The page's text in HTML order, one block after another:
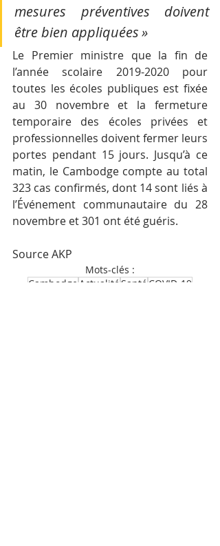
mesures préventives doivent
être bien appliquées »
Le Premier ministre que la fin de
l’année scolaire 2019-2020 pour
toutes les écoles publiques est fixée
au 30 novembre et la fermeture
temporaire des écoles privées et
professionnelles doivent fermer leurs
portes pendant 15 jours. Jusqu’à ce
matin, le Cambodge compte au total
323 cas confirmés, dont 14 sont liés à
l’Événement communautaire du 28
novembre et 301 ont été guéris.
Source AKP
Mots-clés :
Cambodge Actualité Santé COVID-19